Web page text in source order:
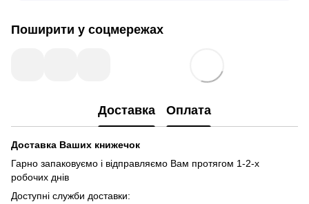
Поширити у соцмережах
Доставка Оплата
Доставка Ваших книжечок
Гарно запаковуємо і відправляємо Вам протягом 1-2-х
робочих днів
Доступні служби доставки: